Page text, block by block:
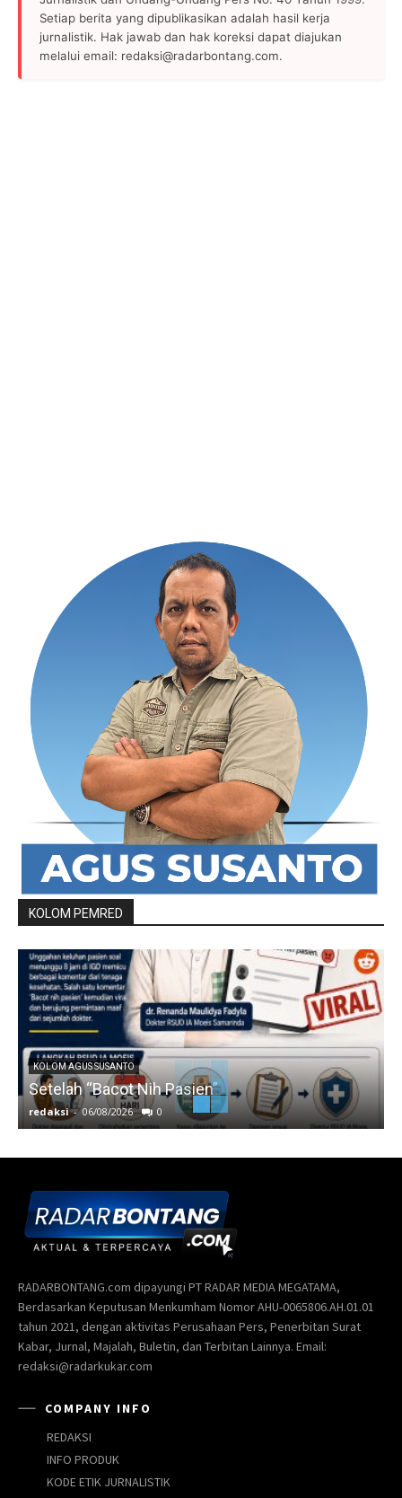
Setiap berita yang dipublikasikan adalah hasil kerja
jurnalistik. Hak jawab dan hak koreksi dapat diajukan
melalui email: redaksi@radarbontang.com.
KOLOM PEMRED
KOLOM AGUS SUSANTO
Setelah “Bacot Nih Pasien”
redaksi - 06/08/2026 0
RADARBONTANG.com dipayungi PT RADAR MEDIA MEGATAMA,
Berdasarkan Keputusan Menkumham Nomor AHU-0065806.AH.01.01
tahun 2021, dengan aktivitas Perusahaan Pers, Penerbitan Surat
Kabar, Jurnal, Majalah, Buletin, dan Terbitan Lainnya. Email:
redaksi@radarkukar.com
COMPANY INFO
REDAKSI
INFO PRODUK
KODE ETIK JURNALISTIK